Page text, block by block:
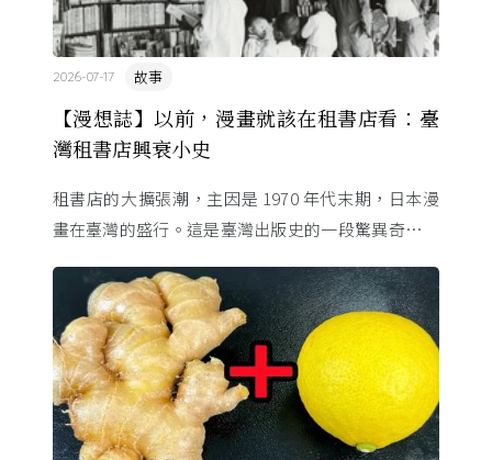
【漫想誌】以前，漫畫就該在租書店看：臺
灣租書店興衰小史
故事
2026-07-17
租書店的大擴張潮，主因是 1970 年代末期，日本漫
畫在臺灣的盛行。這是臺灣出版史的一段驚異奇航。
的協定保護 ...